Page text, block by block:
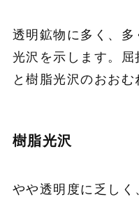
透明鉱物に多く、
光沢を示します。
と樹脂光沢のおおむ
樹脂光沢
やや透明度に乏し